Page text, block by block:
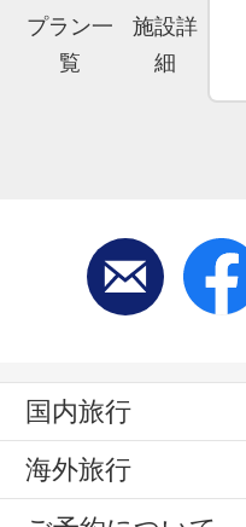
プラン一
覧
施設詳
細
国内旅行
海外旅行